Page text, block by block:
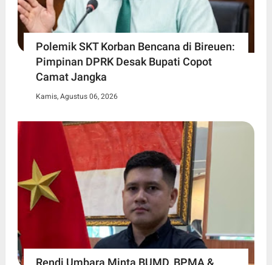
Polemik SKT Korban Bencana di Bireuen:
Pimpinan DPRK Desak Bupati Copot
Camat Jangka
Kamis, Agustus 06, 2026